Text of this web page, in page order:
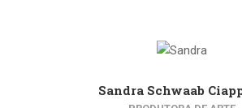
Sandra Schwaab